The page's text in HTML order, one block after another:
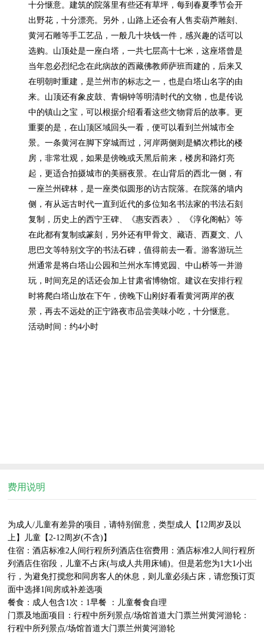
十分惬意。建筑的院落里有些还有草坪，每到春夏季节会开
出野花，十分漂亮。另外，山路上还会有人售卖葫芦雕刻、
黄河石雕等手工艺品，一般几十块钱一件，感兴趣的话可以
选购。山顶处是一座白塔，一共七层高十七米，这座塔曾是
当年忽必烈纪念在此病故的西藏佛教师萨班而建的，后来又
在明朝时重建，是兰州市的标志之一，也是白塔山名字的由
来。山顶还有象皮鼓、青铜钟等明清时代的文物，也是传说
中的镇山之宝，可以根据介绍看看这些文物背后的故事。更
重要的是，在山顶区域回头一看，便可以看到兰州城市全
景。一条黄河在脚下穿城而过，河岸两侧则是鳞次栉比的楼
房，非常壮观，如果是傍晚或天黑后前来，楼房和路灯亮
起，更适合拍摄城市的美丽夜景。在山背后的西北一侧，有
一座兰州碑林，是一座类似圆形的访古院落。在院落的墙内
侧，有从远古时代一直到近代的多位知名书法家的书法石刻
复制，历史上的西宁王碑、《惠安西表》、《淳化阁帖》等
在此都有复制或篆刻，另外还有甲骨文、藏语、西夏文、八
思巴文等特别文字的书法石碑，值得前去一看。游客游玩兰
州通常是将白塔山公园和兰州水车博览园、中山桥等一并游
玩，时间充足的话还会加上甘肃省博物馆。建议在安排行程
时将爬白塔山放在下午，傍晚下山刚好看看黄河两岸的夜
景，再去不远处的正宁路夜市品尝美味小吃，十分惬意。
费用说明
为成人/儿童有差异的项目，请特别留意，类型成人【12周岁及以
上】儿童【2-12周岁(不含)】
住宿：酒店标准2人间行程所列酒店住宿费用：酒店标准2人间行程所
列酒店住宿段，儿童不占床(与成人共用床铺)。但是若您为1大1小出
行，为避免打搅您和同房客人的休息，则儿童必须占床，请您预订页
面中选择1间房或补差选项
餐食：成人包含1次：1早餐 ：儿童餐食自理
门票及地面项目：行程中所列景点/场馆首道大门票兰州黄河游轮：
行程中所列景点/场馆首道大门票兰州黄河游轮